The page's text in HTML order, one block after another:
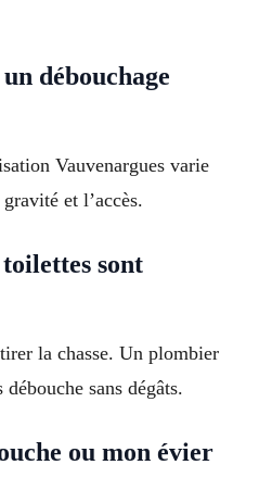
débouchage
Vauvenargues varie
et l’accès.
sont
la chasse. Un plombier
sans dégâts.
ou mon évier